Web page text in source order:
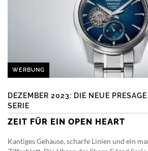
WERBUNG
DEZEMBER 2023: DIE NEUE
SERIE
ZEIT FÜR EIN OPEN HEART
Kantiges Gehäuse, scharfe Linien und ein